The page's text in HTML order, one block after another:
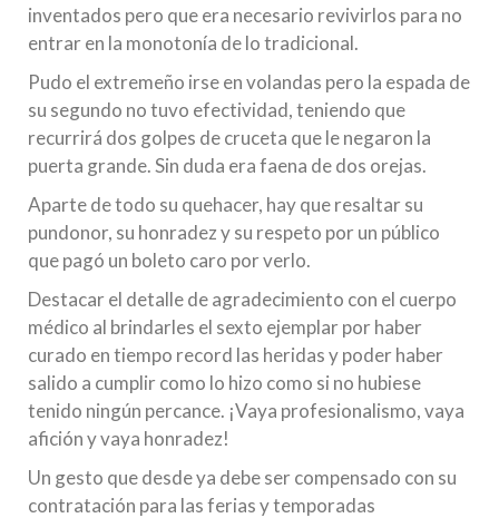
inventados pero que era necesario revivirlos para no
entrar en la monotonía de lo tradicional.
Pudo el extremeño irse en volandas pero la espada de
su segundo no tuvo efectividad, teniendo que
recurrirá dos golpes de cruceta que le negaron la
puerta grande. Sin duda era faena de dos orejas.
Aparte de todo su quehacer, hay que resaltar su
pundonor, su honradez y su respeto por un público
que pagó un boleto caro por verlo.
Destacar el detalle de agradecimiento con el cuerpo
médico al brindarles el sexto ejemplar por haber
curado en tiempo record las heridas y poder haber
salido a cumplir como lo hizo como si no hubiese
tenido ningún percance. ¡Vaya profesionalismo, vaya
afición y vaya honradez!
Un gesto que desde ya debe ser compensado con su
contratación para las ferias y temporadas